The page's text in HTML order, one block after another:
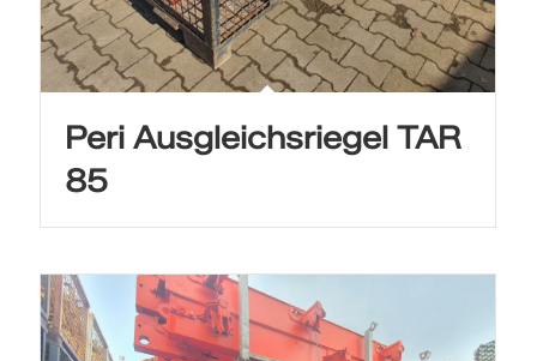
Peri Ausgleichsriegel TAR
85